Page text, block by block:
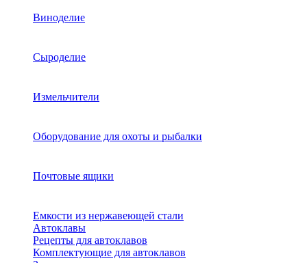
Виноделие
Сыроделие
Измельчители
Оборудование для охоты и рыбалки
Почтовые ящики
Емкости из нержавеющей стали
Автоклавы
Рецепты для автоклавов
Комплектующие для автоклавов